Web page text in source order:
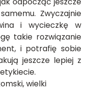
Zwyczajnie
i wycieczkę w
takie rozwiązanie
i potrafię sobie
jeszcze lepiej z
wielki